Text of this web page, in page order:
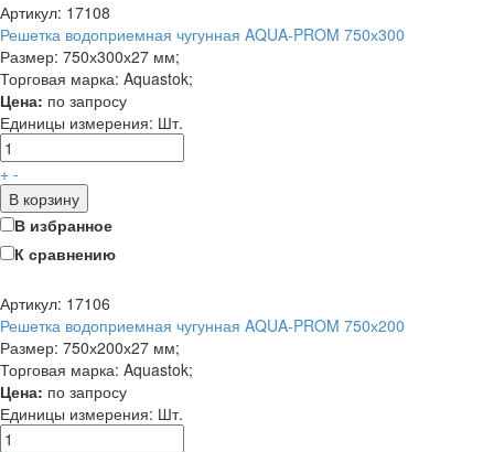
Артикул: 17108
Решетка водоприемная чугунная AQUA-PROM 750х300
Размер: 750х300х27 мм;
Торговая марка: Aquastok;
Цена: по запросу
Единицы измерения: Шт.
+ -
В корзину
В избранное
К сравнению
Артикул: 17106
Решетка водоприемная чугунная AQUA-PROM 750х200
Размер: 750х200х27 мм;
Торговая марка: Aquastok;
Цена: по запросу
Единицы измерения: Шт.